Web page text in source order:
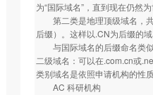
为“国际域名”，直到现在仍然
第二类是地理顶级域名，共
后缀）。这样以.CN为后缀的
与国际域名的后缀命名类似
二级域名：可以在.com.cn或
类别域名是依照申请机构的性
AC 科研机构